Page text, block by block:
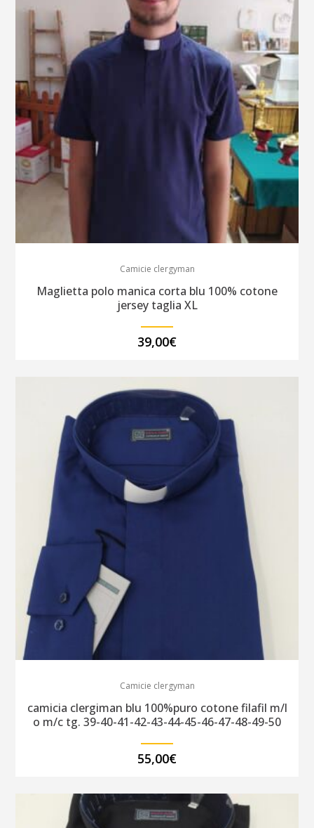
Camicie clergyman
Maglietta polo manica corta blu 100% cotone
jersey taglia XL
39,00€
Camicie clergyman
camicia clergiman blu 100%puro cotone filafil m/l
o m/c tg. 39-40-41-42-43-44-45-46-47-48-49-50
55,00€